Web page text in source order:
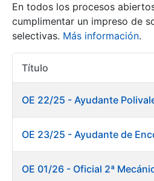
Mostrar/Ocultar
Mostrar/Ocultar
En todos los procesos
cumplimentar un impreso de
selectivas. Más información.
Título
OE 01/26 - Oficial 2ª